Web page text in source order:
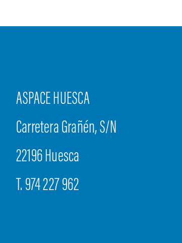
ASPACE HUESCA
Carretera Grañén, S/N
22196 Huesca
T. 974 227 962